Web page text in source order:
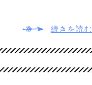
続きを読む